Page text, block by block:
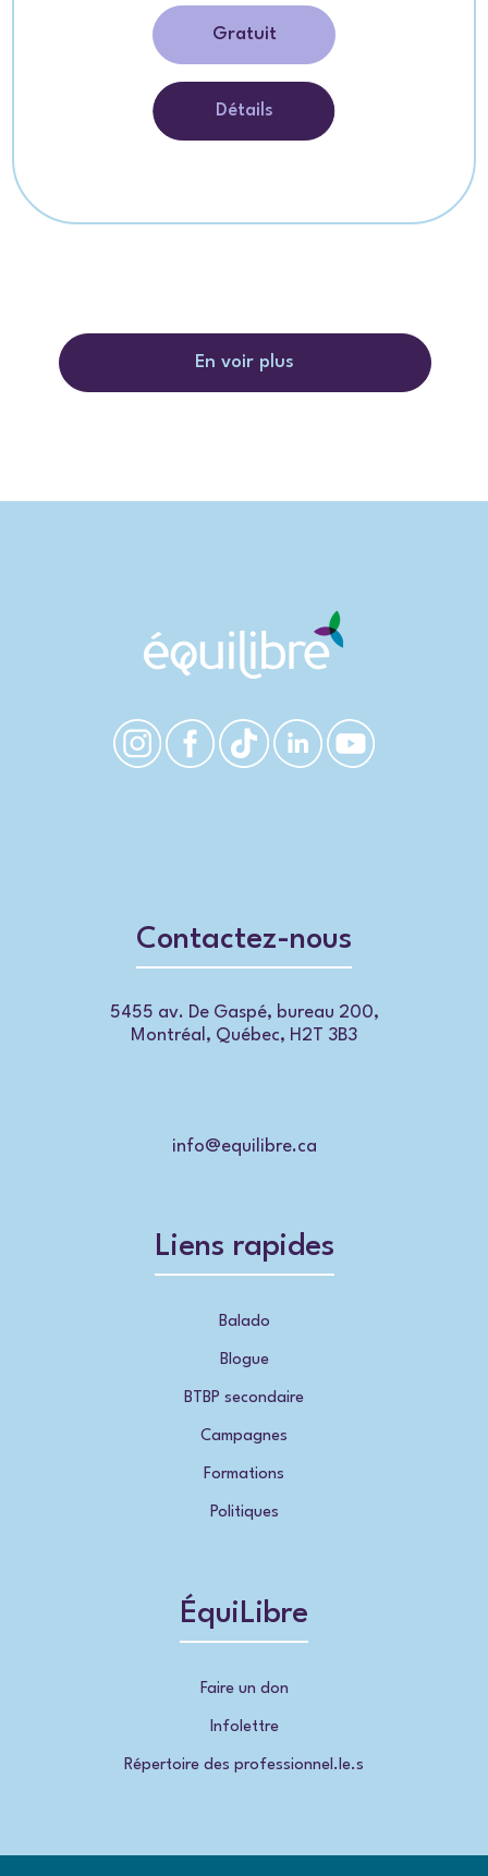
Gratuit
Détails
En voir plus
Contactez-nous
5455 av. De Gaspé, bureau 200,
Montréal, Québec, H2T 3B3
info@equilibre.ca
Liens rapides
Balado
Blogue
BTBP secondaire
Campagnes
Formations
Politiques
ÉquiLibre
Faire un don
Infolettre
Répertoire des professionnel.le.s